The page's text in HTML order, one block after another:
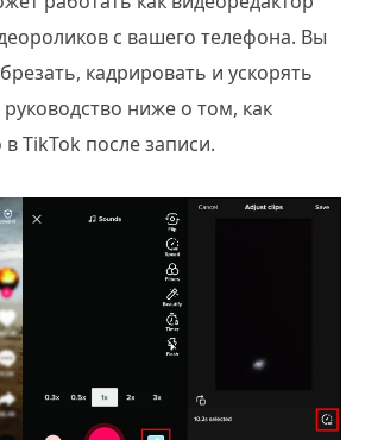
с вашего телефона. Вы
кадрировать и ускорять
ниже о том, как
TikTok после записи.